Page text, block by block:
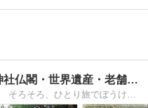
大人女性一人旅ガイド｜神社仏閣・世界遺産・老舗＝たびそろ
そろそろ、自分の時間を大切に。 そろそろ、ひとり旅でぼうけんへ。神社仏閣・世界遺産・老舗を巡りながら、安心して楽しめる旅の準備やコツを、実体験をもとに発信しています。